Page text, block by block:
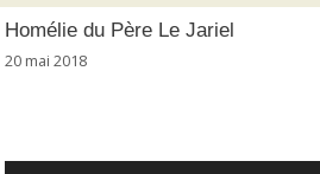
Homélie du Père Le Jariel
20 mai 2018